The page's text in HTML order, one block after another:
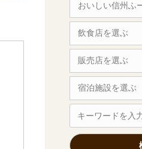
おいしい信州ふ
飲食店を選ぶ
販売店を選ぶ
宿泊施設を選ぶ